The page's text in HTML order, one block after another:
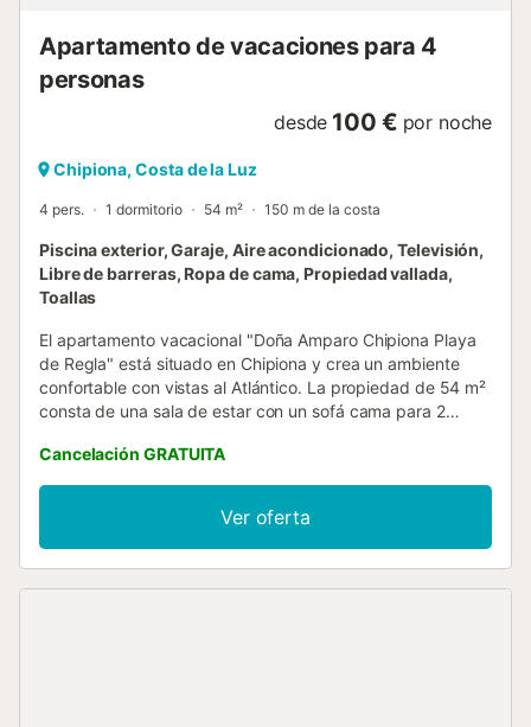
Apartamento de vacaciones para 4
personas
desde 100 € por noche
Chipiona, Costa de la Luz
4 pers. 1 dormitorio 54 m² 150 m de la costa
Piscina exterior, Garaje, Aire acondicionado, Televisión,
Libre de barreras, Ropa de cama, Propiedad vallada,
Toallas
El apartamento vacacional "Doña Amparo Chipiona Playa
de Regla" está situado en Chipiona y crea un ambiente
confortable con vistas al Atlántico. La propiedad de 54 m²
consta de una sala de estar con un sofá cama para 2
y tiene capacidad para 4 personas. Los servicios y
comodidades adicionales incluyen televisión, aire
acondicionado, ventilador y lavadora. También hay una
cuna disponible. Este apartamento ofrece una terraza
cubierta privada amueblada. También hay una zona
Cancelación GRATUITA
Ver oferta